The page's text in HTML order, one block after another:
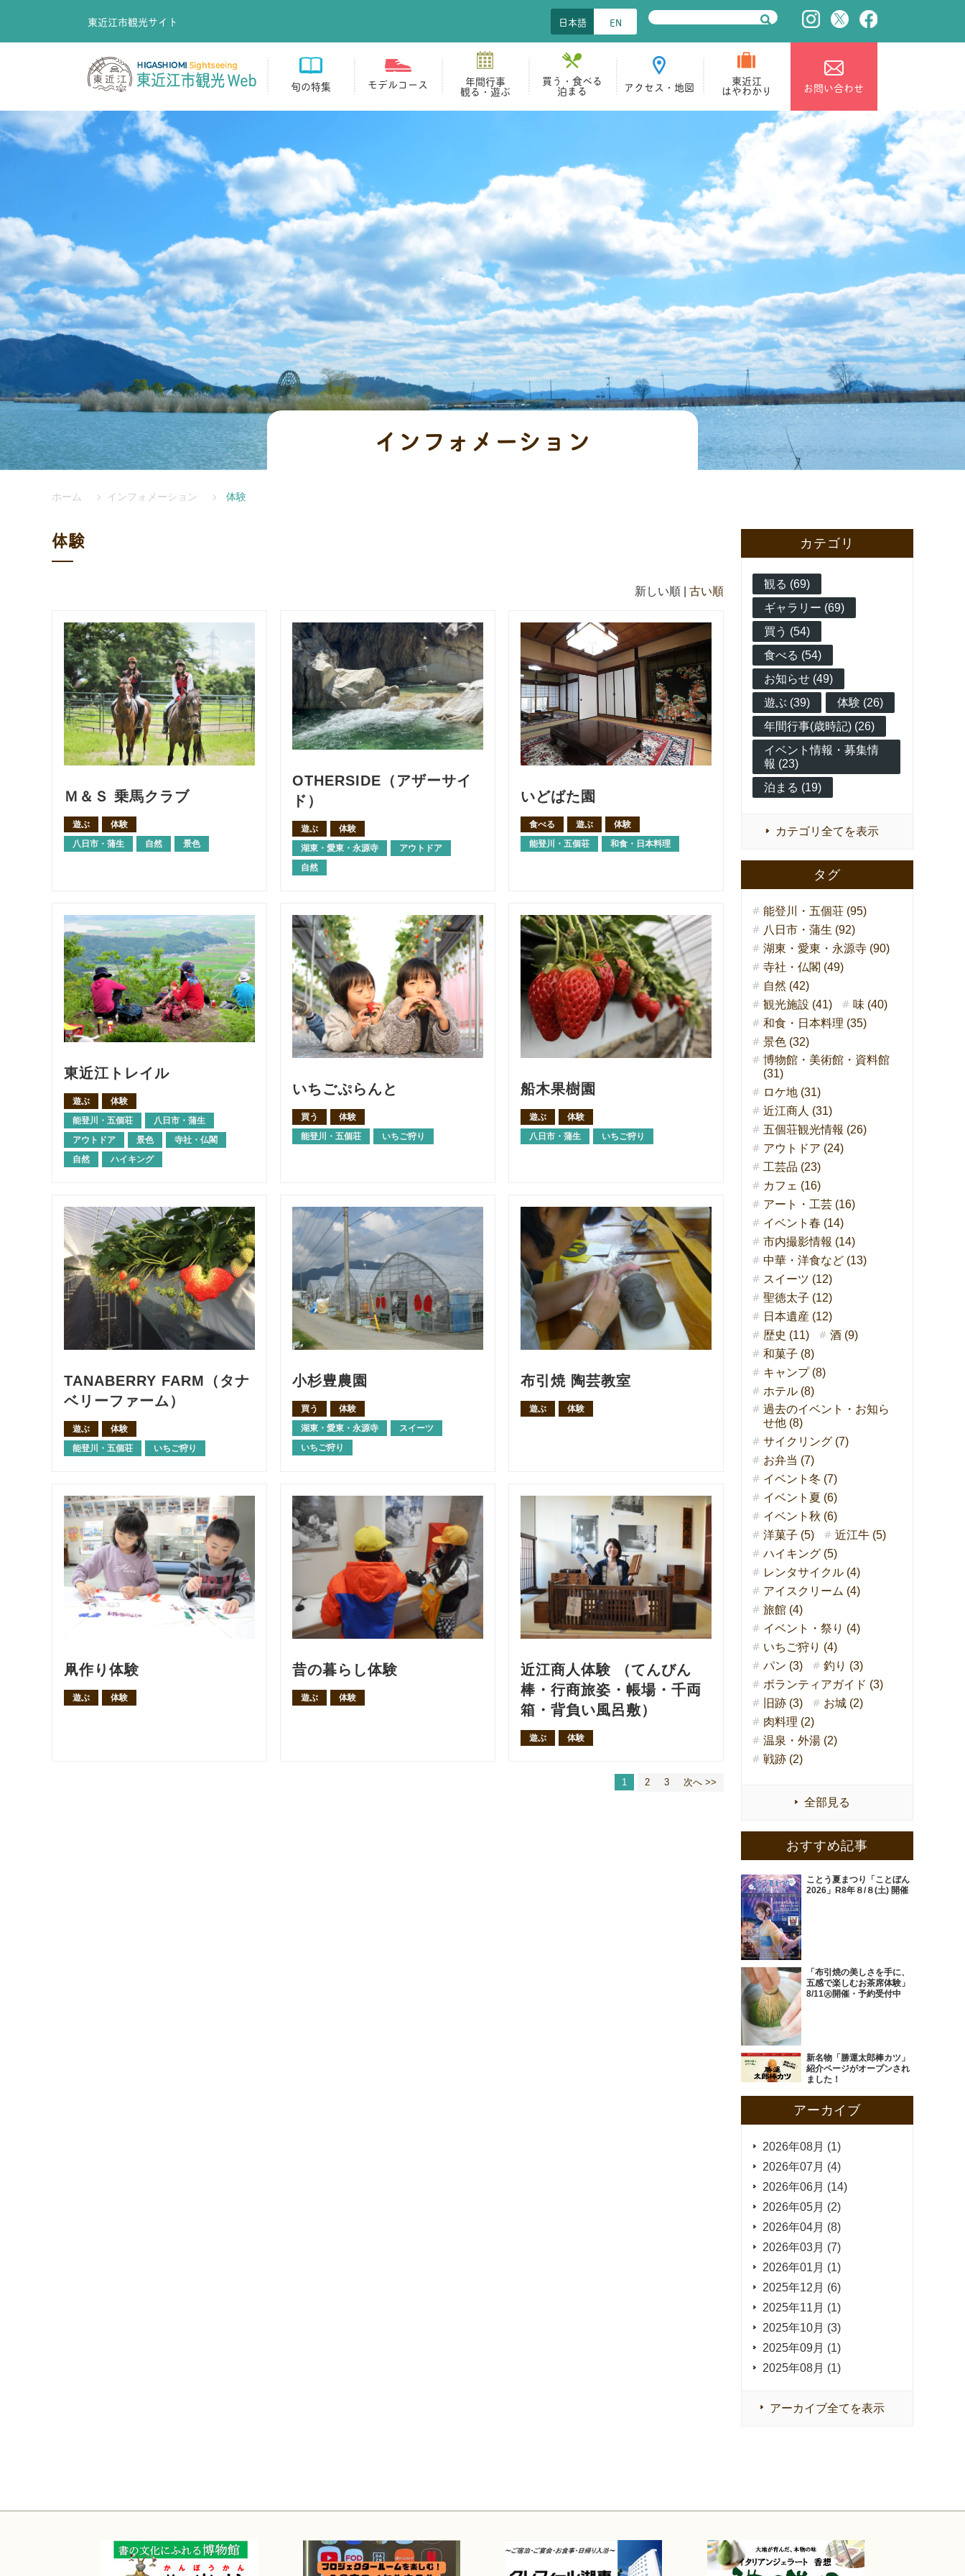
東近江市観光サイト 日本語 EN
旬の特集 モデルコース 年間行事
観る・遊ぶ
買う・食べる
泊まる アクセス・地図 東近江
はやわかり お問い合わせ
インフォメーション
ホーム インフォメーション 体験
体験
新しい順 | 古い順
Ｍ＆Ｓ 乗馬クラブ
遊ぶ
体験
八日市・蒲生
自然 景色
OTHERSIDE（アザーサイ
ド）
遊ぶ
体験
湖東・愛東・永源寺
アウトドア
自然
いどばた園
食べる 遊ぶ
体験
能登川・五個荘
和食・日本料理
東近江トレイル
遊ぶ
体験
能登川・五個荘
八日市・蒲生
アウトドア
景色
寺社・仏閣
自然
ハイキング
いちごぷらんと
買う
体験
能登川・五個荘
いちご狩り
船木果樹園
遊ぶ
体験
八日市・蒲生
いちご狩り
TANABERRY FARM（タナ
ベリーファーム）
遊ぶ
体験
能登川・五個荘
いちご狩り
小杉豊農園
買う
体験
湖東・愛東・永源寺
スイーツ
いちご狩り
布引焼 陶芸教室
遊ぶ 体験
凧作り体験
遊ぶ 体験
昔の暮らし体験
遊ぶ 体験
近江商人体験 （てんびん
棒・行商旅姿・帳場・千両
箱・背負い風呂敷）
遊ぶ 体験
1 2 3 次へ >>
カテゴリ
観る (69)
ギャラリー (69)
買う (54)
食べる (54)
お知らせ (49)
遊ぶ (39)
体験 (26)
年間行事(歳時記) (26)
イベント情報・募集情
報 (23)
泊まる (19)
カテゴリ全てを表示
タグ
能登川・五個荘 (95)
八日市・蒲生 (92)
湖東・愛東・永源寺 (90)
寺社・仏閣 (49)
自然 (42)
観光施設 (41)
味 (40)
和食・日本料理 (35)
景色 (32)
博物館・美術館・資料館
(31)
ロケ地 (31)
近江商人 (31)
五個荘観光情報 (26)
アウトドア (24)
工芸品 (23)
カフェ (16)
アート・工芸 (16)
イベント春 (14)
市内撮影情報 (14)
中華・洋食など (13)
スイーツ (12)
聖徳太子 (12)
日本遺産 (12)
歴史 (11)
酒 (9)
和菓子 (8)
キャンプ (8)
ホテル (8)
過去のイベント・お知ら
せ他 (8)
サイクリング (7)
お弁当 (7)
イベント冬 (7)
イベント夏 (6)
イベント秋 (6)
洋菓子 (5)
近江牛 (5)
ハイキング (5)
レンタサイクル (4)
アイスクリーム (4)
旅館 (4)
イベント・祭り (4)
いちご狩り (4)
パン (3)
釣り (3)
ボランティアガイド (3)
旧跡 (3)
お城 (2)
肉料理 (2)
温泉・外湯 (2)
戦跡 (2)
全部見る
おすすめ記事
ことう夏まつり「ことぼん
2026」R8年８/８(土) 開催
「布引焼の美しさを手に、
五感で楽しむお茶席体験」
8/11㊋開催・予約受付中
新名物「勝運太郎棒カツ」
紹介ページがオープンされ
ました！
アーカイブ
2026年08月 (1)
2026年07月 (4)
2026年06月 (14)
2026年05月 (2)
2026年04月 (8)
2026年03月 (7)
2026年01月 (1)
2025年12月 (6)
2025年11月 (1)
2025年10月 (3)
2025年09月 (1)
2025年08月 (1)
アーカイブ全てを表示